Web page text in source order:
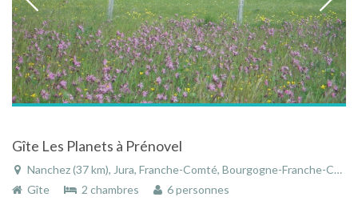
Gîte Les Planets à Prénovel
Nanchez (37 km), Jura, Franche-Comté, Bourgogne-Franche-Comté, France
Gîte
2 chambres 6 personnes